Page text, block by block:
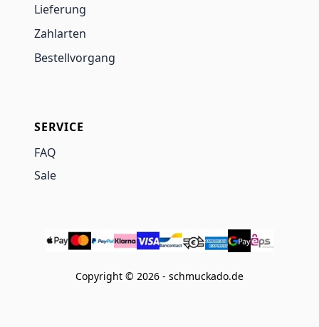
Lieferung
Zahlarten
Bestellvorgang
SERVICE
FAQ
Sale
Copyright © 2026 - schmuckado.de